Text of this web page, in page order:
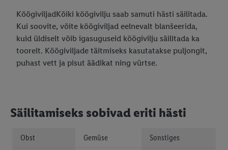
KöögiviljadKõiki köögivilju saab samuti hästi säilitada.
Kui soovite, võite köögiviljad eelnevalt blanšeerida,
kuid üldiselt võib igasuguseid köögivilju säilitada ka
toorelt. Köögiviljade täitmiseks kasutatakse puljongit,
puhast vett ja pisut äädikat ning vürtse.
Säilitamiseks sobivad eriti hästi
Obst Gemüse Sonstiges